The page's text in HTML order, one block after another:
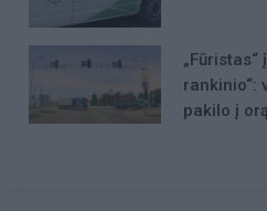
rankinio“:
pakilo į orą